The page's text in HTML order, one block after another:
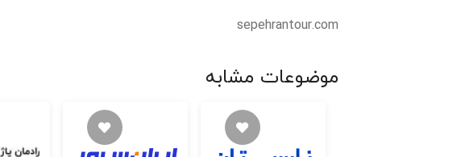
sepehrantour.com
موضوعات مشابه